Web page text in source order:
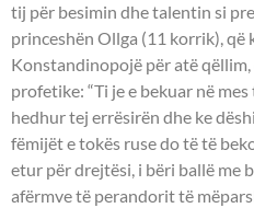
tij për besimin dhe talentin si
princeshën Ollga (11 korrik), që
Konstandinopojë për atë
profetike: “Ti je e bekuar në
hedhur tej errësirën dhe ke
fëmijët e tokës ruse do të të
etur për drejtësi, i bëri ballë me
afërmve të perandorit të